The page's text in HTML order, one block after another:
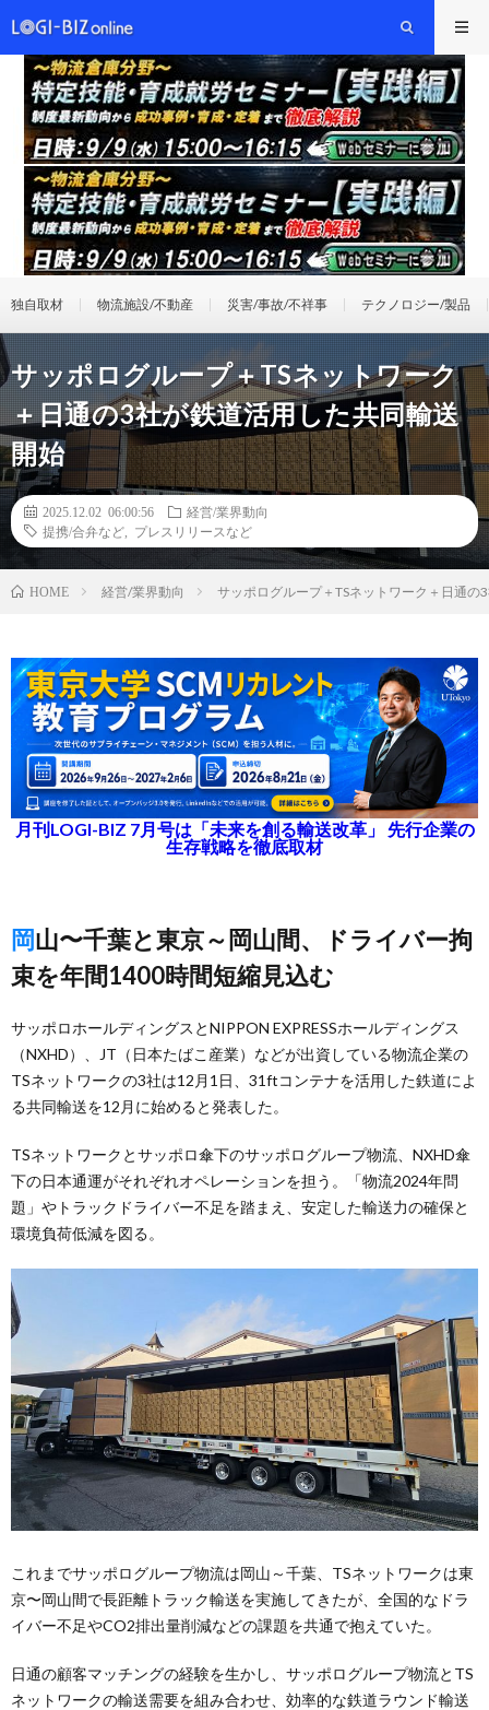
独自取材 物流施設/不動産 災害/事故/不祥事 テクノロジー/製品
サッポログループ＋TSネットワーク
＋日通の3社が鉄道活用した共同輸送
開始
2025.12.02 06:00:56
経営/業界動向
提携/合弁など
プレスリリースなど
HOME 経営/業界動向 サッポログループ＋TSネットワーク＋日通の
月刊LOGI-BIZ 7月号は「未来を創る輸送改革」 先行企業の
生存戦略を徹底取材
岡山〜千葉と東京～岡山間、ドライバー拘
束を年間1400時間短縮見込む
サッポロホールディングスとNIPPON EXPRESSホールディングス
（NXHD）、JT（日本たばこ産業）などが出資している物流企業の
TSネットワークの3社は12月1日、31ftコンテナを活用した鉄道によ
る共同輸送を12月に始めると発表した。
TSネットワークとサッポロ傘下のサッポログループ物流、NXHD傘
下の日本通運がそれぞれオペレーションを担う。「物流2024年問
題」やトラックドライバー不足を踏まえ、安定した輸送力の確保と
環境負荷低減を図る。
これまでサッポログループ物流は岡山～千葉、TSネットワークは東
京〜岡山間で長距離トラック輸送を実施してきたが、全国的なドラ
イバー不足やCO2排出量削減などの課題を共通で抱えていた。
日通の顧客マッチングの経験を生かし、サッポログループ物流とTS
ネットワークの輸送需要を組み合わせ、効率的な鉄道ラウンド輸送